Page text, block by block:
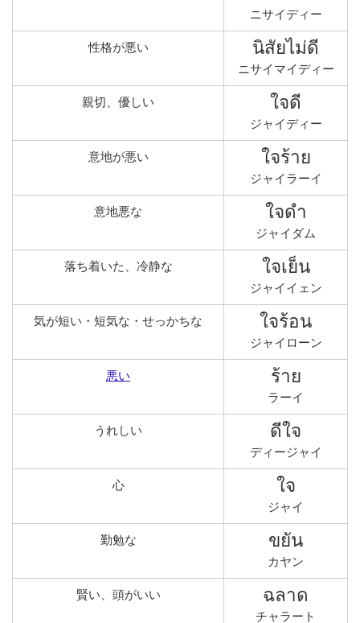
ニサイディー
性格が悪い นิสัยไม่ดี
ニサイマイディー
親切、優しい ใจดี
ジャイディー
意地が悪い ใจร้าย
ジャイラーイ
意地悪な ใจดำ
ジャイダム
落ち着いた、冷静な ใจเย็น
ジャイイェン
気が短い・短気な・せっかちな ใจร้อน
ジャイローン
悪い ร้าย
ラーイ
うれしい ดีใจ
ディージャイ
心 ใจ
ジャイ
勤勉な ขยัน
カヤン
賢い、頭がいい ฉลาด
チャラート